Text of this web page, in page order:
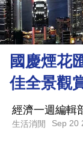
國慶煙花
佳全景觀
經濟一週編輯
生活消閒 Sep 20